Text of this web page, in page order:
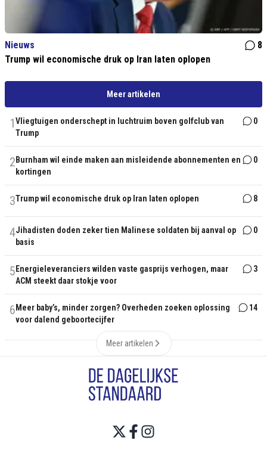
Nieuws
8
Trump wil economische druk op Iran laten oplopen
Meer artikelen
1Vliegtuigen onderschept in luchtruim boven golfclub van
Trump
0
2 Burnham wil einde maken aan misleidende abonnementen en
kortingen
0
3Trump wil economische druk op Iran laten oplopen 8
4Jihadisten doden zeker tien Malinese soldaten bij aanval op
basis
0
5 Energieleveranciers wilden vaste gasprijs verhogen, maar
ACM steekt daar stokje voor
3
6 Meer baby’s, minder zorgen? Overheden zoeken oplossing
voor dalend geboortecijfer
14
Meer artikelen